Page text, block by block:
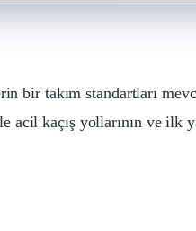
bir takım standartları
acil kaçış yollarının ve ilk